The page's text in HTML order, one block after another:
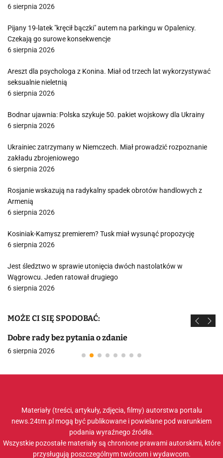
6 sierpnia 2026
Pijany 19-latek "kręcił bączki" autem na parkingu w Opalenicy.
Czekają go surowe konsekwencje
6 sierpnia 2026
Areszt dla psychologa z Konina. Miał od trzech lat wykorzystywać
seksualnie nieletnią
6 sierpnia 2026
Bodnar ujawnia: Polska szykuje 50. pakiet wojskowy dla Ukrainy
6 sierpnia 2026
Ukrainiec zatrzymany w Niemczech. Miał prowadzić rozpoznanie
zakładu zbrojeniowego
6 sierpnia 2026
Rosjanie wskazują na radykalny spadek obrotów handlowych z
Armenią
6 sierpnia 2026
Kosiniak-Kamysz premierem? Tusk miał wysunąć propozycję
6 sierpnia 2026
Jest śledztwo w sprawie utonięcia dwóch nastolatków w
Wągrowcu. Jeden ratował drugiego
6 sierpnia 2026
MOŻE CI SIĘ SPODOBAĆ:
Dobre rady bez pytania o zdanie
6 sierpnia 2026
Materiały (treści, artykuły, zdjęcia, filmy) autorstwa portalu
news.24tm.pl mogą być publikowane i powielane pod warunkiem
podania wyraźnego źródła.
Wszystkie pozostałe materiały są chronione prawami autorskimi, które
przysługują poszczególnym twórcom i wydawcom.